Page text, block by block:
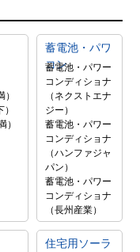
蓄電池・パワ
コン
蓄電池・パワー
コンディショナ
（ネクストエナ
ジー）
蓄電池・パワー
コンディショナ
（ハンファジャ
パン）
蓄電池・パワー
コンディショナ
（長州産業）
住宅用ソーラ